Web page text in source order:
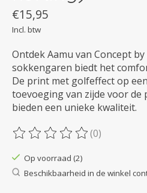
€15,95
Incl. btw
Ontdek Aamu van Concept
sokkengaren biedt het
De print met golfeffect op
toevoeging van zijde voor de
bieden een unieke kwaliteit.
De beoordeling van dit
(0)
Op voorraad (2)
Beschikbaarheid in de winkel